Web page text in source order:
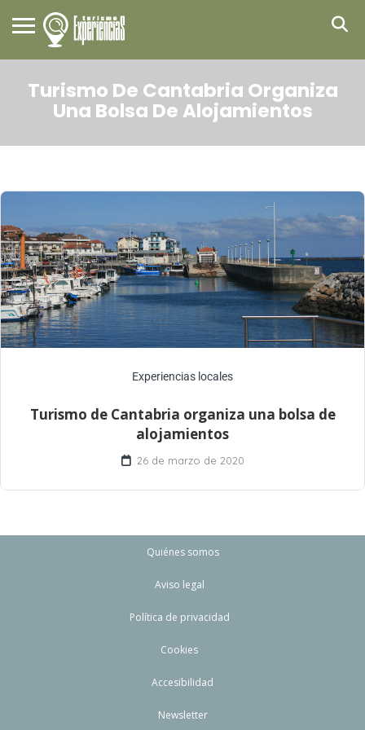
Turismo De Cantabria Organiza
Una Bolsa De Alojamientos
Experiencias locales
Turismo de Cantabria organiza una bolsa de
alojamientos
26 de marzo de 2020
Quiénes somos
Aviso legal
Política de privacidad
Cookies
Accesibilidad
Newsletter